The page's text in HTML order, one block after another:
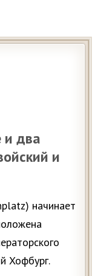
и два
и
начинает
Хофбург.